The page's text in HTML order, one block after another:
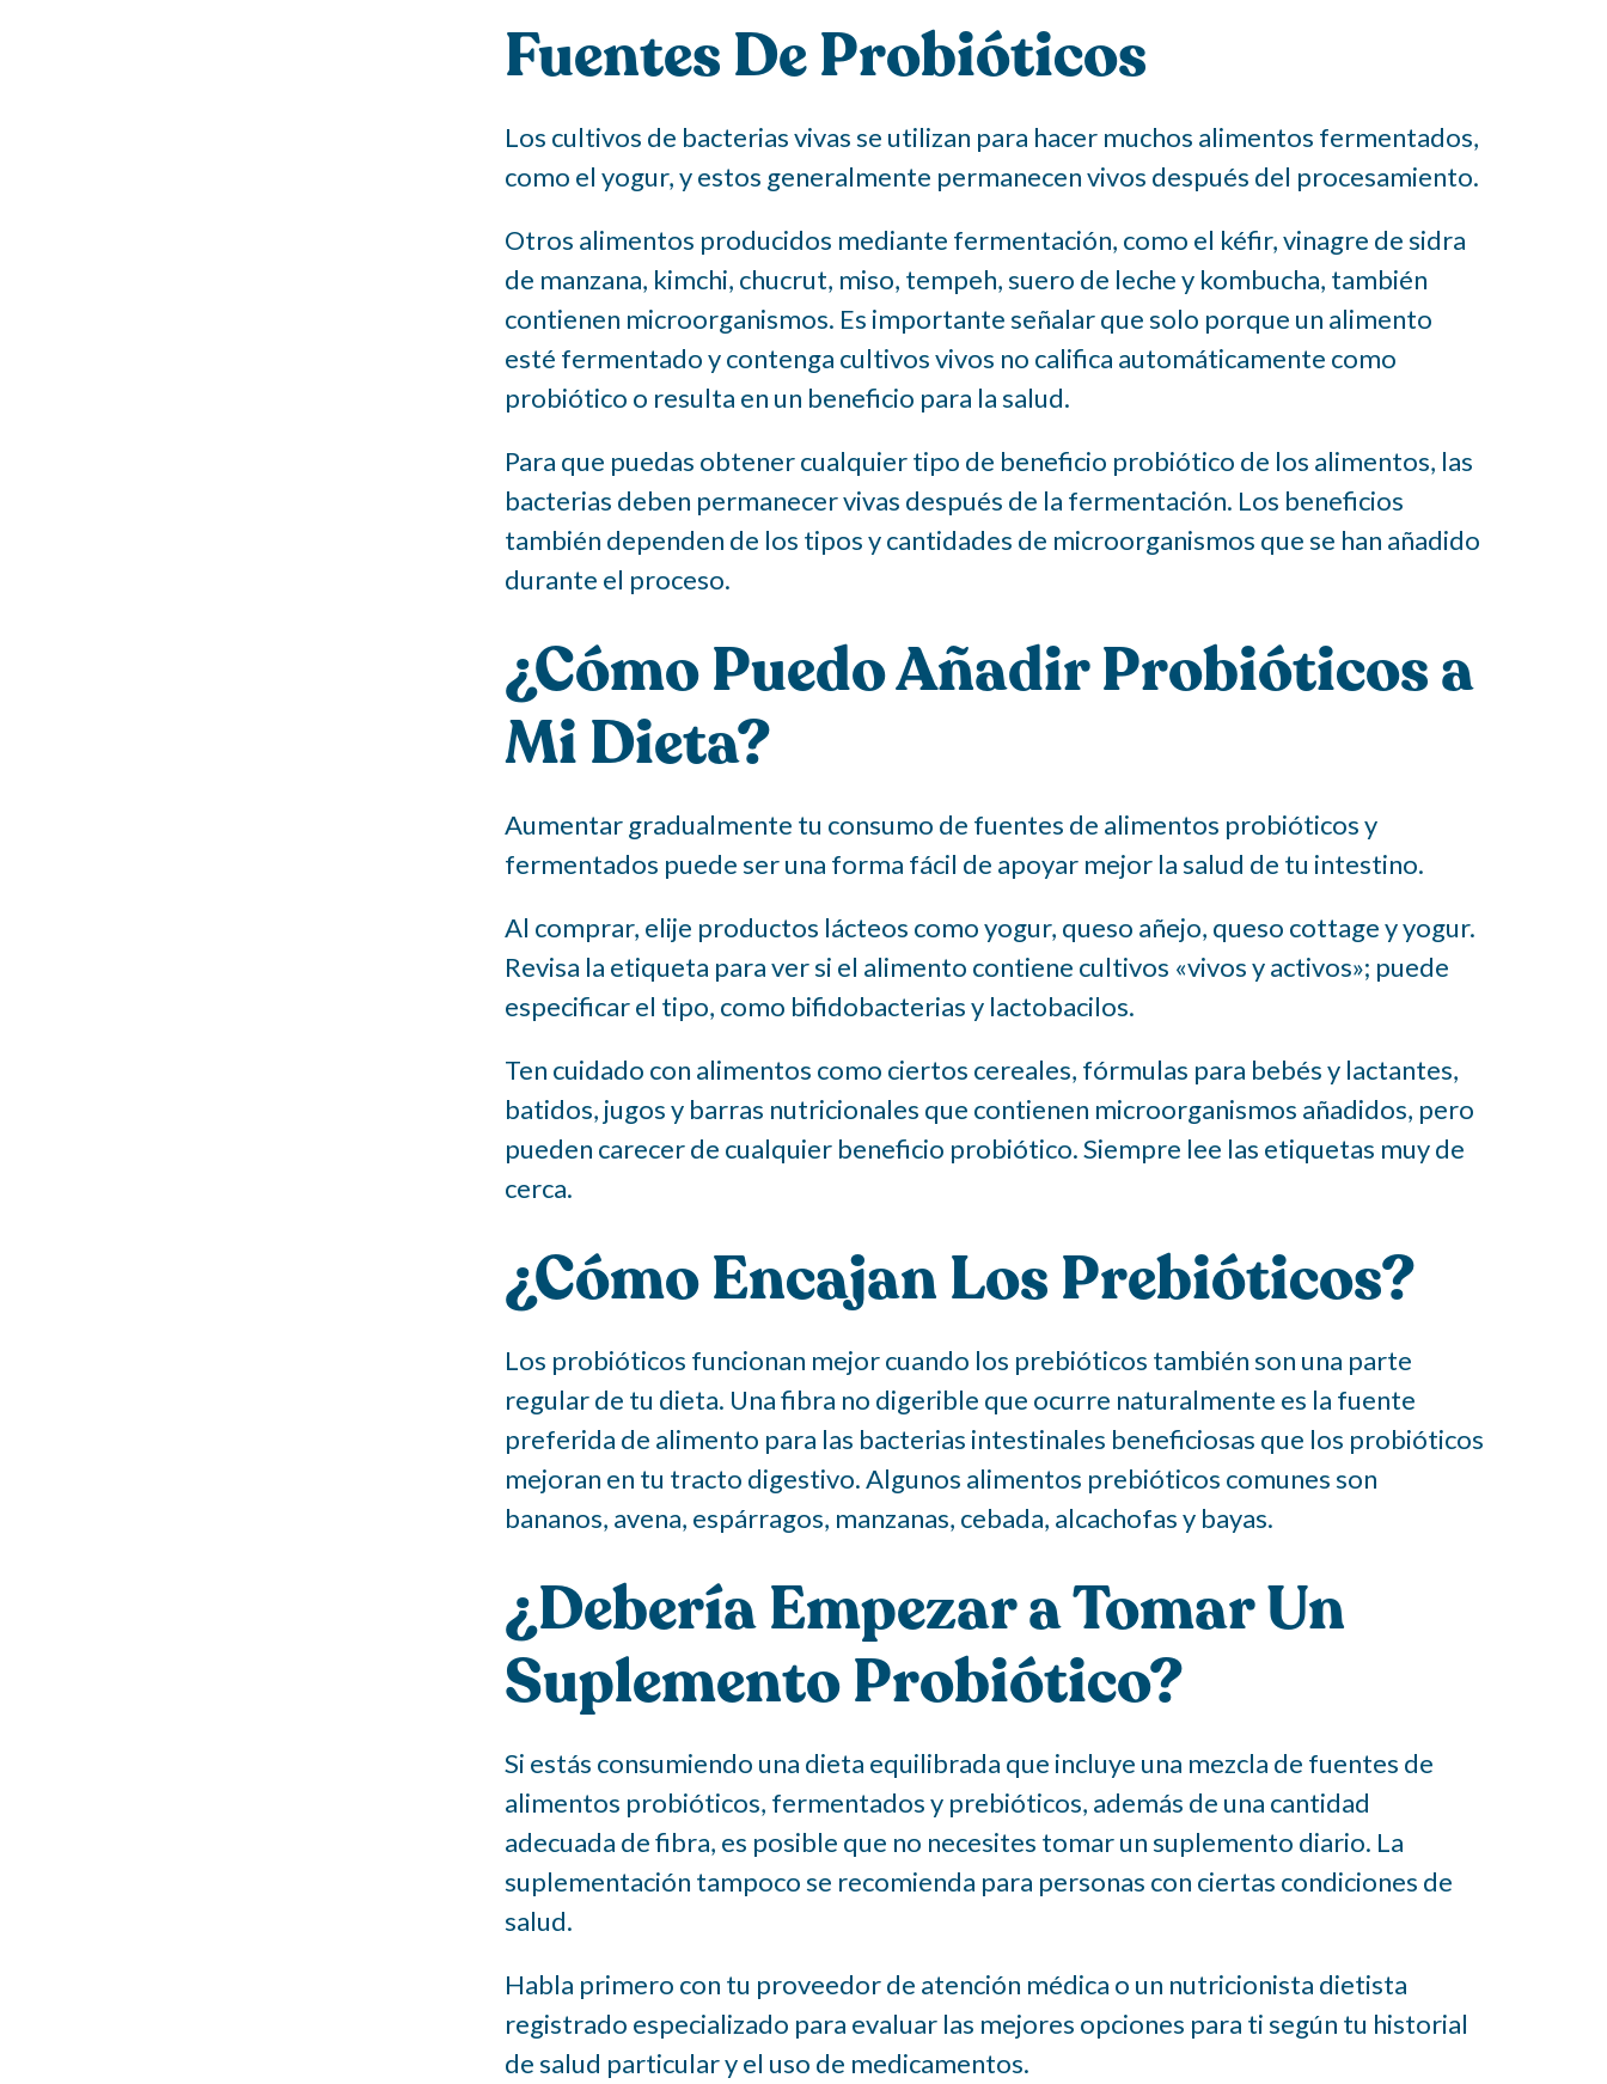
Fuentes De Probióticos
Los cultivos de bacterias vivas se utilizan para hacer muchos alimentos fermentados,
como el yogur, y estos generalmente permanecen vivos después del procesamiento.
Otros alimentos producidos mediante fermentación, como el kéfir, vinagre de sidra
de manzana, kimchi, chucrut, miso, tempeh, suero de leche y kombucha, también
contienen microorganismos. Es importante señalar que solo porque un alimento
esté fermentado y contenga cultivos vivos no califica automáticamente como
probiótico o resulta en un beneficio para la salud.
Para que puedas obtener cualquier tipo de beneficio probiótico de los alimentos, las
bacterias deben permanecer vivas después de la fermentación. Los beneficios
también dependen de los tipos y cantidades de microorganismos que se han añadido
durante el proceso.
¿Cómo Puedo Añadir Probióticos a
Mi Dieta?
Aumentar gradualmente tu consumo de fuentes de alimentos probióticos y
fermentados puede ser una forma fácil de apoyar mejor la salud de tu intestino.
Al comprar, elije productos lácteos como yogur, queso añejo, queso cottage y yogur.
Revisa la etiqueta para ver si el alimento contiene cultivos «vivos y activos»; puede
especificar el tipo, como bifidobacterias y lactobacilos.
Ten cuidado con alimentos como ciertos cereales, fórmulas para bebés y lactantes,
batidos, jugos y barras nutricionales que contienen microorganismos añadidos, pero
pueden carecer de cualquier beneficio probiótico. Siempre lee las etiquetas muy de
cerca.
¿Cómo Encajan Los Prebióticos?
Los probióticos funcionan mejor cuando los prebióticos también son una parte
regular de tu dieta. Una fibra no digerible que ocurre naturalmente es la fuente
preferida de alimento para las bacterias intestinales beneficiosas que los probióticos
mejoran en tu tracto digestivo. Algunos alimentos prebióticos comunes son
bananos, avena, espárragos, manzanas, cebada, alcachofas y bayas.
¿Debería Empezar a Tomar Un
Suplemento Probiótico?
Si estás consumiendo una dieta equilibrada que incluye una mezcla de fuentes de
alimentos probióticos, fermentados y prebióticos, además de una cantidad
adecuada de fibra, es posible que no necesites tomar un suplemento diario. La
suplementación tampoco se recomienda para personas con ciertas condiciones de
salud.
Habla primero con tu proveedor de atención médica o un nutricionista dietista
registrado especializado para evaluar las mejores opciones para ti según tu historial
de salud particular y el uso de medicamentos.